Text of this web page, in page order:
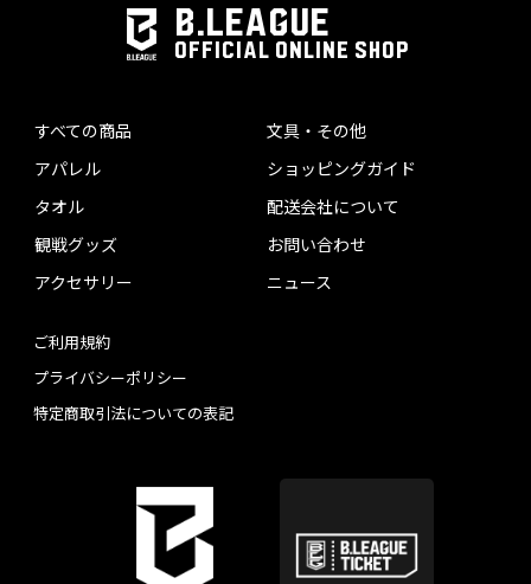
B.LEAGUE
OFFICIAL ONLINE SHOP
すべての商品
アパレル
タオル
観戦グッズ
アクセサリー
文具・その他
ショッピングガイド
配送会社について
お問い合わせ
ニュース
ご利用規約
プライバシーポリシー
特定商取引法についての表記